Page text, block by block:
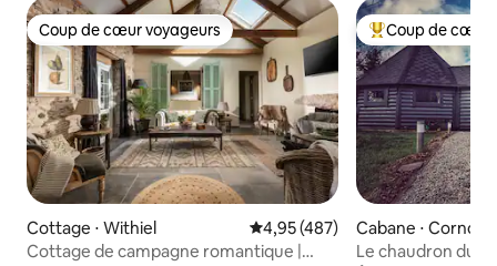
Coup de cœur voyageurs
Coup de cœur voyageurs
Cottage ⋅ Withiel Évaluation moyenne sur la
4,95 (487)
Cottage de campagne romantique |
Coups de cœur
Coup de cœur
Cabane ⋅
Le chaudron du